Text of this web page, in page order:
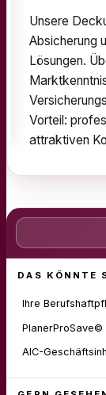
Unsere
Absicherung
Lösungen.
Vorteil:
attraktiven
DAS KÖNNTE
Ihre
AIC-